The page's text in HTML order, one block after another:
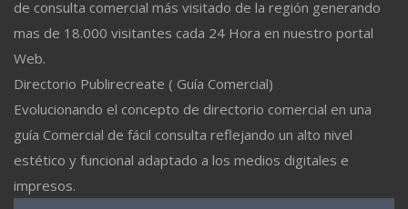
de consulta comercial más visitado de la región generando
mas de 18.000 visitantes cada 24 Hora en nuestro portal
Web.
Directorio Publirecreate ( Guía Comercial)
Evolucionando el concepto de directorio comercial en una
guía Comercial de fácil consulta reflejando un alto nivel
estético y funcional adaptado a los medios digitales e
impresos.